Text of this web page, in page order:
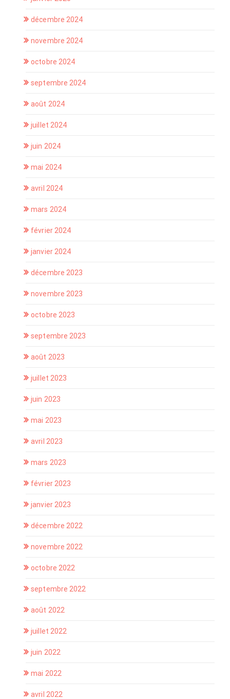
décembre 2024
novembre 2024
octobre 2024
septembre 2024
août 2024
juillet 2024
juin 2024
mai 2024
avril 2024
mars 2024
février 2024
janvier 2024
décembre 2023
novembre 2023
octobre 2023
septembre 2023
août 2023
juillet 2023
juin 2023
mai 2023
avril 2023
mars 2023
février 2023
janvier 2023
décembre 2022
novembre 2022
octobre 2022
septembre 2022
août 2022
juillet 2022
juin 2022
mai 2022
avril 2022